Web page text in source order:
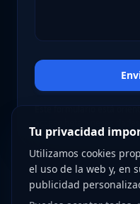
Este formulario está
Tu privacidad
Utilizamos cookies
el uso de la web y, en
publicidad